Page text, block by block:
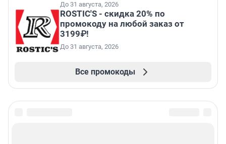
До 31 августа, 2026
ROSTIC'S - скидка 20% по
промокоду на любой заказ от
3199₽!
До 31 августа, 2026
Все промокоды